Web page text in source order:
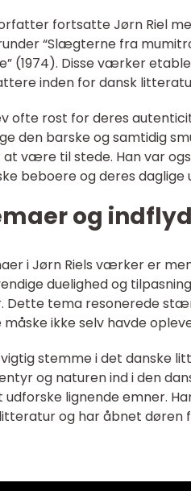
fortsatte Jørn Riel
“Slægterne fra
(1974). Disse værker
inden for dansk
ofte rost for deres
den barske og samtidig
være til stede. Han var
beboere og deres daglige
og
i Jørn Riels værker er
duelighed og
Dette tema resonerede
måske ikke selv havde
vigtig stemme i det danske
og naturen ind i den
lignende emner.
og har åbnet